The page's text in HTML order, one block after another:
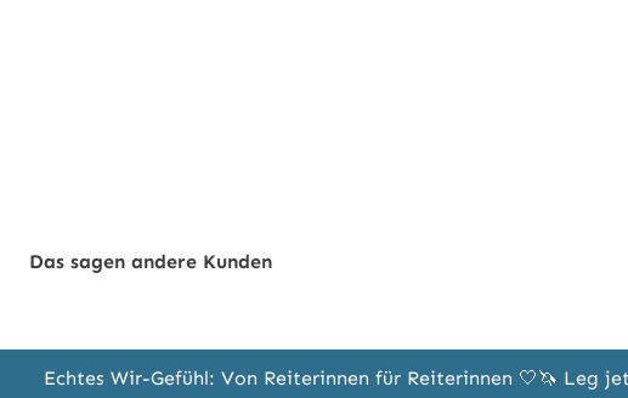
Das sagen andere Kunden
Echtes Wir-Gefühl: Von Reiterinnen für Reiterinnen 🤍🦄 Leg